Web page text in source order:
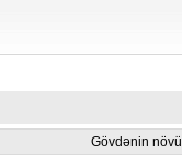
Gövdənin növü